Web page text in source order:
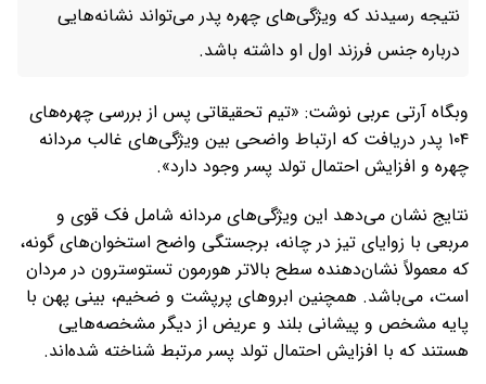
نتیجه رسیدند که ویژگی‌های چهره پدر می‌تواند نشانه‌هایی
درباره جنس فرزند اول او داشته باشد.
وبگاه آرتی عربی نوشت: «تیم تحقیقاتی پس از بررسی چهره‌های
۱۰۴ پدر دریافت که ارتباط واضحی بین ویژگی‌های غالب مردانه
چهره و افزایش احتمال تولد پسر وجود دارد».
نتایج نشان می‌دهد این ویژگی‌های مردانه شامل فک قوی و
مربعی با زوایای تیز در چانه، برجستگی واضح استخوان‌های گونه،
که معمولاً نشان‌دهنده سطح بالاتر هورمون تستوسترون در مردان
است، می‌باشد. همچنین ابروهای پرپشت و ضخیم، بینی پهن با
پایه مشخص و پیشانی بلند و عریض از دیگر مشخصه‌هایی
هستند که با افزایش احتمال تولد پسر مرتبط شناخته شده‌اند.